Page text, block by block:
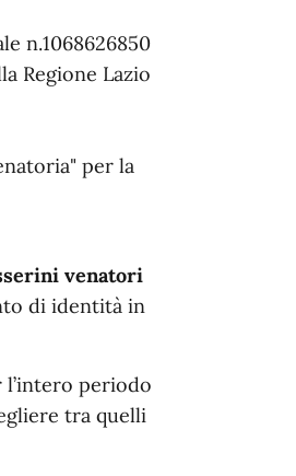
n.1068626850
Regione Lazio
per la
venatori
di identità in
l’intero periodo
tra quelli